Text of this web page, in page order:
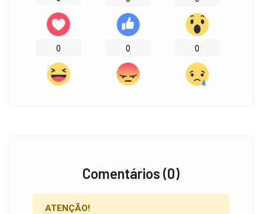
0 0 0
Comentários (0)
ATENÇÃO!